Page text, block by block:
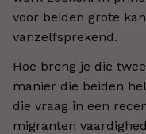
voor beiden grote
vanzelfsprekend.
Hoe breng je die
manier die beiden
die vraag in een
migranten